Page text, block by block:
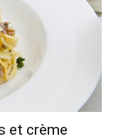
et crème